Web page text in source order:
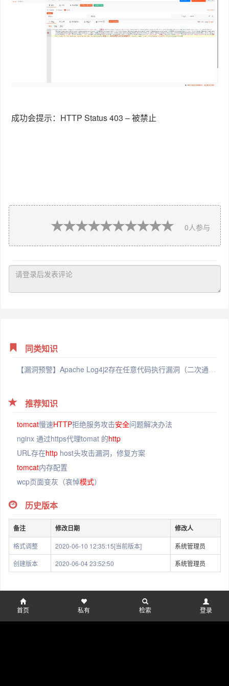
成功会提示： HTTP Status 403 – 被禁止
0人参与
同类知识
【漏洞预警】Apache Log4j2存在任意代码执行漏洞（二次通报）
推荐知识
tomcat慢速HTTP拒绝服务攻击安全问题解决办法
nginx 通过https代理tomat 的http
URL存在http host头攻击漏洞，修复方案
tomcat内存配置
wcp页面变灰（哀悼模式）
历史版本
备注 修改日期 修改人
格式调整 2020-06-10 12:35:15[当前版本]
系统管理员
创建版本
2020-06-04 23:52:50 系统管理员
附件
首页 私有 检索 登录